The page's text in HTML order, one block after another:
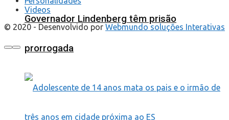
Governador Lindenberg têm prisão
prorrogada
Videos
© 2020 - Desenvolvido por Webmundo soluções Interativas